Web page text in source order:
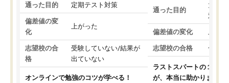
通った目的 定期テスト対策
偏差値の変
化
上がった
志望校の合
格
受験していない/結果が
出ていない
オンラインで勉強のコツが学べる！
通った目的
大学
対策
偏差値の変化
志望校の合格 合格
ラストスパートの１か月
が、本当に助かりました